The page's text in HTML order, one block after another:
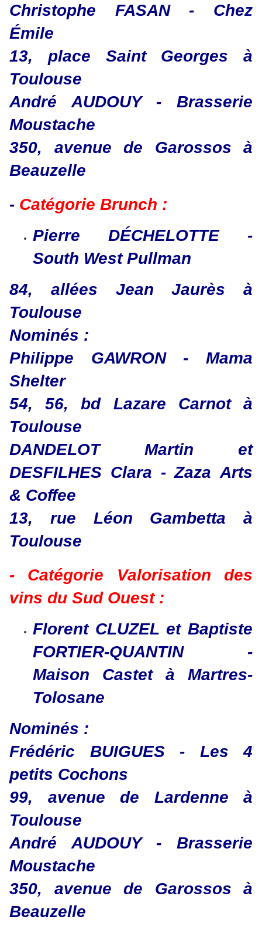
Christophe FASAN - Chez
Émile
13, place Saint Georges à
Toulouse
André AUDOUY - Brasserie
Moustache
350, avenue de Garossos à
Beauzelle
- Catégorie Brunch :
Pierre DÉCHELOTTE -
South West Pullman
84, allées Jean Jaurès à
Toulouse
Nominés :
Philippe GAWRON - Mama
Shelter
54, 56, bd Lazare Carnot à
Toulouse
DANDELOT Martin et
DESFILHES Clara - Zaza Arts
& Coffee
13, rue Léon Gambetta à
Toulouse
- Catégorie Valorisation des
vins du Sud Ouest :
Florent CLUZEL et Baptiste
FORTIER-QUANTIN -
Maison Castet à Martres-
Tolosane
​​​​​​​Nominés :
Frédéric BUIGUES - Les 4
petits Cochons
99, avenue de Lardenne à
Toulouse
André AUDOUY - Brasserie
Moustache
350, avenue de Garossos à
Beauzelle